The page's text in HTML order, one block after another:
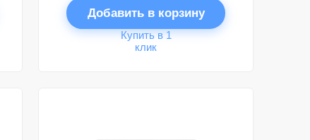
Добавить в корзину
Купить в 1
клик